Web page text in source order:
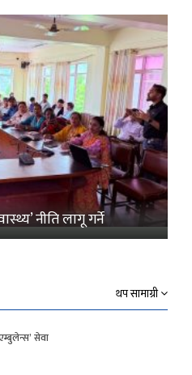
नीति लागू गर्ने
थप सामाग्री
सेवा